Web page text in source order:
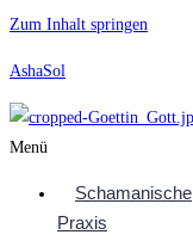
Zum Inhalt springen
AshaSol
Menü
Schamanische
Praxis